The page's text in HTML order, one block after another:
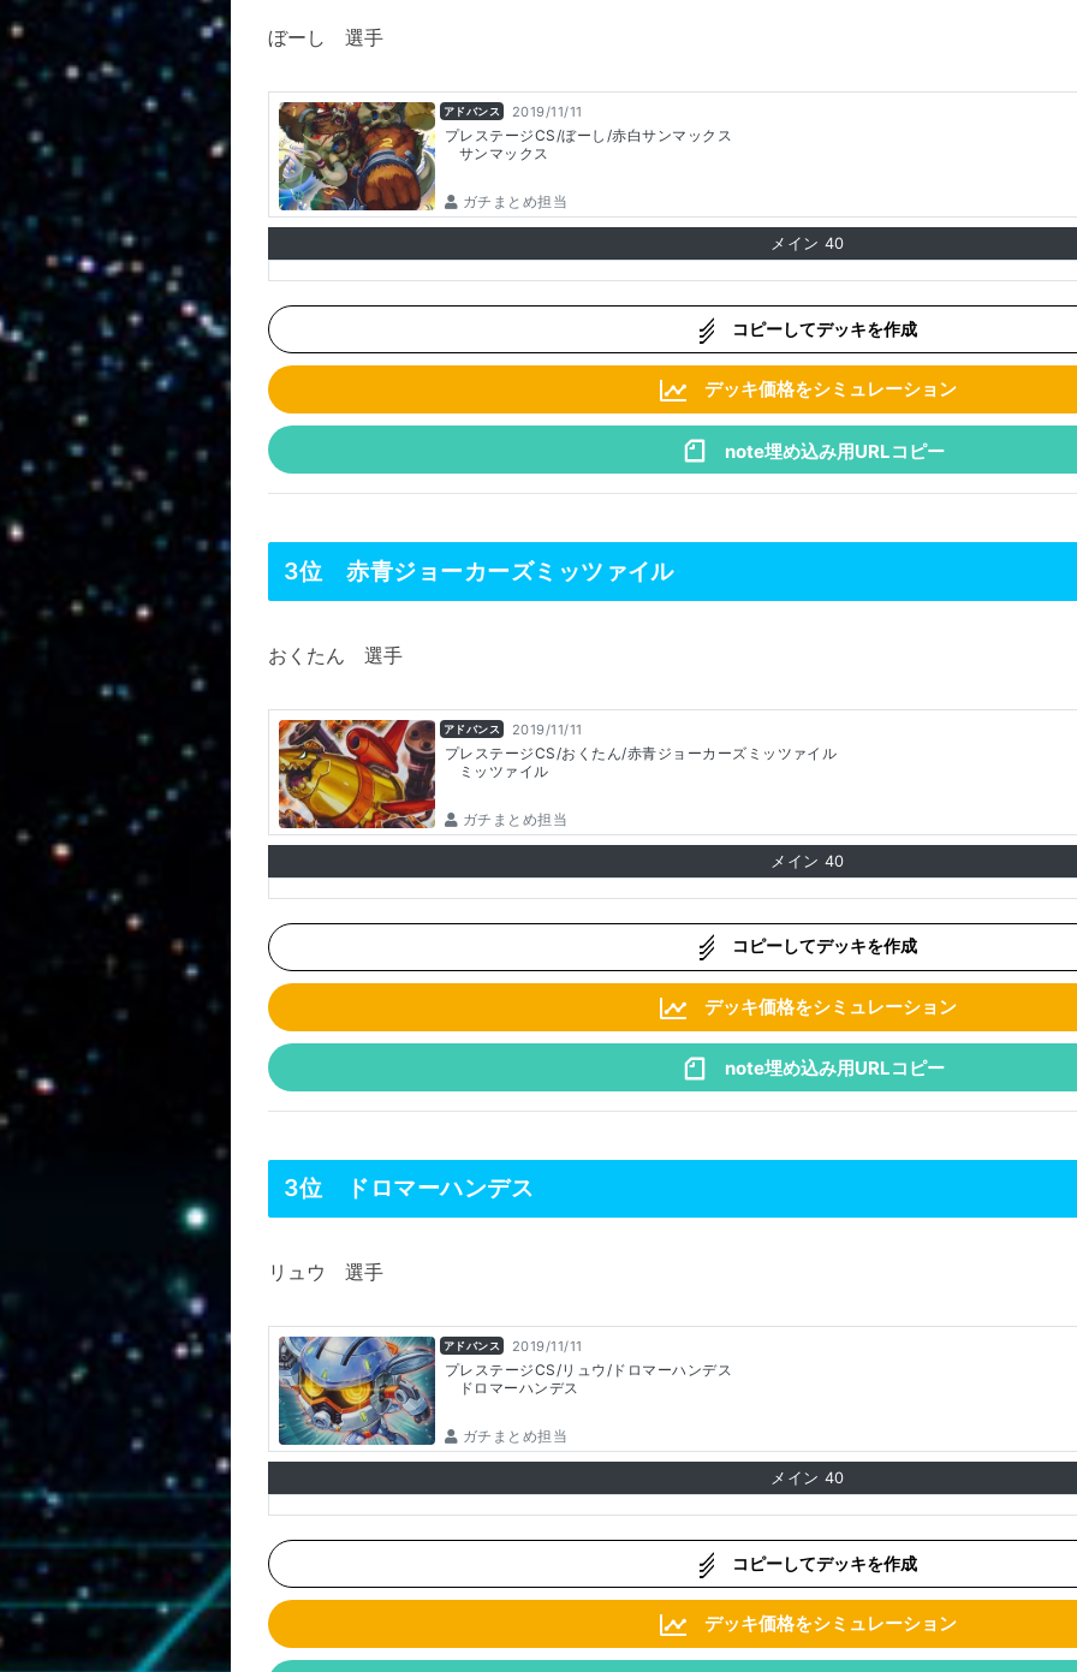
ぼーし 選手
アドバンス 2019/11/11
プレステージCS/ぼーし/赤白サンマックス
サンマックス
ガチまとめ担当
メイン 40
コピーしてデッキを作成
デッキ価格をシミュレーション
note埋め込み用URLコピー
3位 赤青ジョーカーズミッツァイル
おくたん 選手
アドバンス 2019/11/11
プレステージCS/おくたん/赤青ジョーカーズミッツァイル
ミッツァイル
ガチまとめ担当
メイン 40
コピーしてデッキを作成
デッキ価格をシミュレーション
note埋め込み用URLコピー
3位 ドロマーハンデス
リュウ 選手
アドバンス 2019/11/11
プレステージCS/リュウ/ドロマーハンデス
ドロマーハンデス
ガチまとめ担当
メイン 40
コピーしてデッキを作成
デッキ価格をシミュレーション